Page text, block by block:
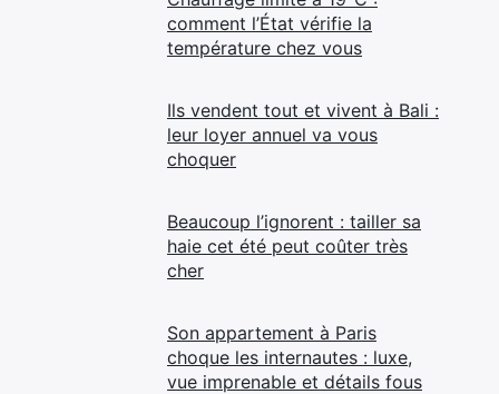
comment l’État vérifie la
température chez vous
Ils vendent tout et vivent à Bali :
leur loyer annuel va vous
choquer
Beaucoup l’ignorent : tailler sa
haie cet été peut coûter très
cher
Son appartement à Paris
choque les internautes : luxe,
vue imprenable et détails fous